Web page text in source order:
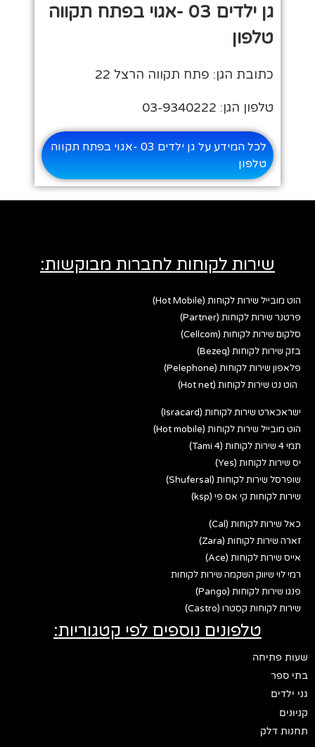
גן ילדים 03 -אגוי בפתח תקווה
טלפון
כתובת הגן: פתח תקווה הרצל 22
טלפון הגן: 03-9340222
לכל המידע על גן ילדים 03 -אגוי בפתח תקווה
טלפון
שירות לקוחות לחברות מבוקשות:
הוט מובייל שירות לקוחות (Hot Mobile)
פרטנר שירות לקוחות (Partner)
סלקום שירות לקוחות (Cellcom)
בזק שירות לקוחות (Bezeq)
פלאפון שירות לקוחות (Pelephone)
הוט נט שירות לקוחות (Hot net)
ישראכארט שירות לקוחות (Isracard)
הוט מובייל שירות לקוחות (Hot mobile)
תמי 4 שירות לקוחות (Tami 4)
יס שירות לקוחות (Yes)
שופרסל שירות לקוחות (Shufersal)
שירות לקוחות קי אס פי (ksp)
כאל שירות לקוחות (Cal)
זארה שירות לקוחות (Zara)
אייס שירות לקוחות (Ace)
רמי לוי שיווק השקמה שירות לקוחות
פנגו שירות לקוחות (Pango)
שירות לקוחות קסטרו (Castro)
טלפונים נוספים לפי קטגוריות:
שעות פתיחה
בתי ספר
גני ילדים
קניונים
תחנות דלק